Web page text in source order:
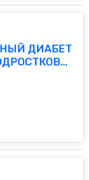
ДИАБЕТ